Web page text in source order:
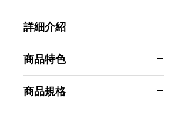
詳細介紹
商品特色
可愛造型：萌趣小蜜蜂陪你出發
商品規格